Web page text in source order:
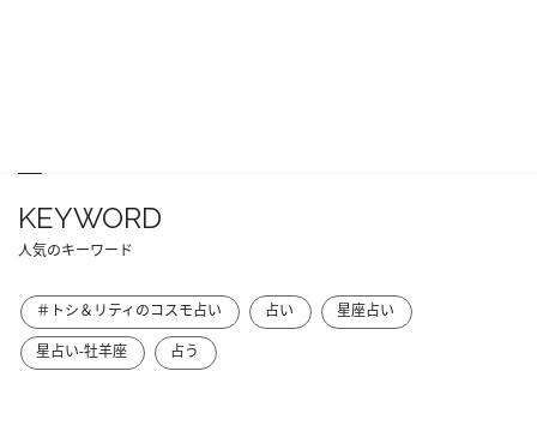
KEYWORD
人気のキーワード
＃トシ＆リティのコスモ占い 占い
星座占い
星占い-牡羊座
占う